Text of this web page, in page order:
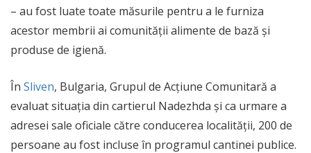
– au fost luate toate măsurile pentru a le furniza
acestor membrii ai comunității alimente de bază și
produse de igienă.
În Sliven, Bulgaria, Grupul de Acțiune Comunitară a
evaluat situația din cartierul Nadezhda și ca urmare a
adresei sale oficiale către conducerea localității, 200 de
persoane au fost incluse în programul cantinei publice.